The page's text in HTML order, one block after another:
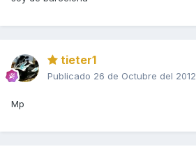
tieter1
Publicado 26 de Octubre del 2012
Mp